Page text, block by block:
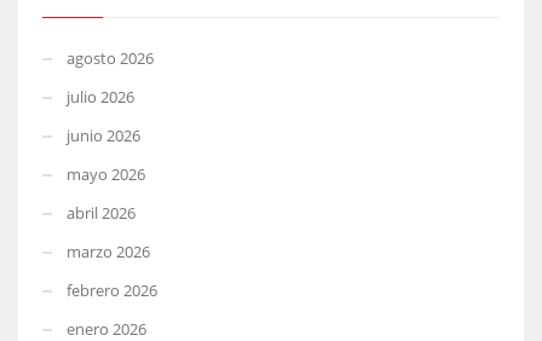
agosto 2026
julio 2026
junio 2026
mayo 2026
abril 2026
marzo 2026
febrero 2026
enero 2026